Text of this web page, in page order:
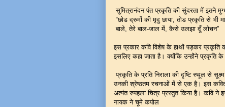
सुमित्रानंदन पंत प्रकृति की सुंदरता में इतने
“छोड द्रुमों की मृदु छाया, तोड प्रकृति से भी
बाले, तेरे बाल-जाल में, कैसे उलझा दूँ लोचन”
इस प्रकार कवि विशेष के हाथों पड़कर प्रकृति
इसलिए कहा जाता है। क्योंकि उन्होंने प्रकृति
प्रकृति के प्रति निराला की दृष्टि स्थूल से
उनकी श्रेष्ठतम रचनाओं में से एक है। इस
अत्यंत रुपहला चित्र प्रस्तुत किया है। कवि ने
नायक ने चूमे कपोल